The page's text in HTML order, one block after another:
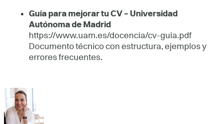
Guía para mejorar tu CV – Universidad
Autónoma de Madrid
https://www.uam.es/docencia/cv-guia.pdf
Documento técnico con estructura, ejemplos y
errores frecuentes.